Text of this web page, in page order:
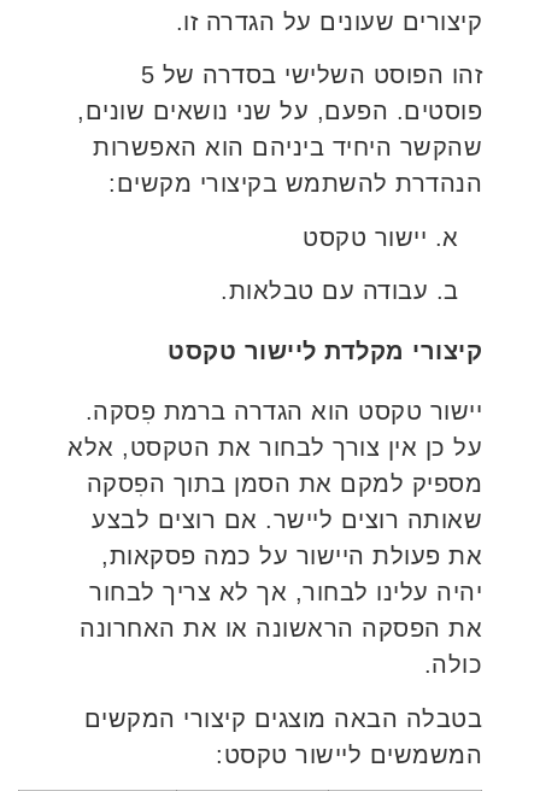
קיצורים שעונים על הגדרה זו.
זהו הפוסט השלישי בסדרה של 5
פוסטים. הפעם, על שני נושאים שונים,
שהקשר היחיד ביניהם הוא האפשרות
הנהדרת להשתמש בקיצורי מקשים:
א. יישור טקסט
ב. עבודה עם טבלאות.
קיצורי מקלדת ליישור טקסט
יישור טקסט הוא הגדרה ברמת פִסקה.
על כן אין צורך לבחור את הטקסט, אלא
מספיק למקם את הסמן בתוך הפִסקה
שאותה רוצים ליישר. אם רוצים לבצע
את פעולת היישור על כמה פסקאות,
יהיה עלינו לבחור, אך לא צריך לבחור
את הפסקה הראשונה או את האחרונה
כולה.
בטבלה הבאה מוצגים קיצורי המקשים
המשמשים ליישור טקסט: